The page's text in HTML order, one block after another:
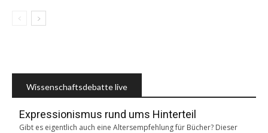
Wissenschaftsdebatte live
Expressionismus rund ums Hinterteil
Gibt es eigentlich auch eine Altersempfehlung für Bücher? Dieser